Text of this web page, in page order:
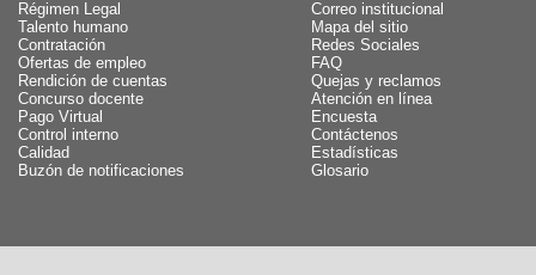
Régimen Legal
Talento humano
Contratación
Ofertas de empleo
Rendición de cuentas
Concurso docente
Pago Virtual
Control interno
Calidad
Buzón de notificaciones
Correo institucional
Mapa del sitio
Redes Sociales
FAQ
Quejas y reclamos
Atención en línea
Encuesta
Contáctenos
Estadísticas
Glosario